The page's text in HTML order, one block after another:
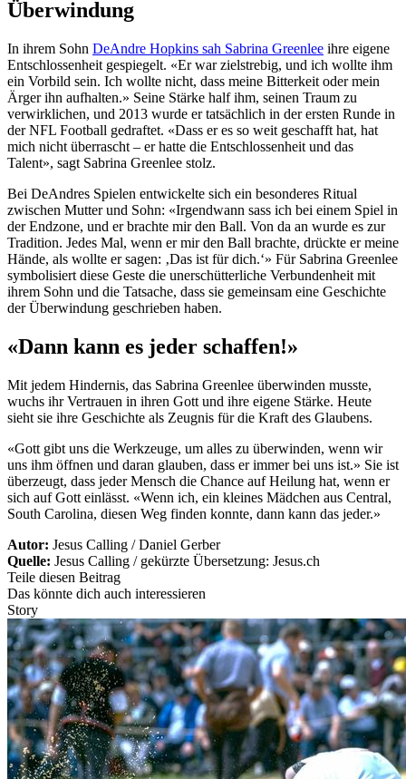
Überwindung
In ihrem Sohn DeAndre Hopkins sah Sabrina Greenlee ihre eigene
Entschlossenheit gespiegelt. «Er war zielstrebig, und ich wollte ihm
ein Vorbild sein. Ich wollte nicht, dass meine Bitterkeit oder mein
Ärger ihn aufhalten.» Seine Stärke half ihm, seinen Traum zu
verwirklichen, und 2013 wurde er tatsächlich in der ersten Runde in
der NFL Football gedraftet. «Dass er es so weit geschafft hat, hat
mich nicht überrascht – er hatte die Entschlossenheit und das
Talent», sagt Sabrina Greenlee stolz.
Bei DeAndres Spielen entwickelte sich ein besonderes Ritual
zwischen Mutter und Sohn: «Irgendwann sass ich bei einem Spiel in
der Endzone, und er brachte mir den Ball. Von da an wurde es zur
Tradition. Jedes Mal, wenn er mir den Ball brachte, drückte er meine
Hände, als wollte er sagen: ‚Das ist für dich.‘» Für Sabrina Greenlee
symbolisiert diese Geste die unerschütterliche Verbundenheit mit
ihrem Sohn und die Tatsache, dass sie gemeinsam eine Geschichte
der Überwindung geschrieben haben.
«Dann kann es jeder schaffen!»
Mit jedem Hindernis, das Sabrina Greenlee überwinden musste,
wuchs ihr Vertrauen in ihren Gott und ihre eigene Stärke. Heute
sieht sie ihre Geschichte als Zeugnis für die Kraft des Glaubens.
«Gott gibt uns die Werkzeuge, um alles zu überwinden, wenn wir
uns ihm öffnen und daran glauben, dass er immer bei uns ist.» Sie ist
überzeugt, dass jeder Mensch die Chance auf Heilung hat, wenn er
sich auf Gott einlässt. «Wenn ich, ein kleines Mädchen aus Central,
South Carolina, diesen Weg finden konnte, dann kann das jeder.»
Autor: Jesus Calling / Daniel Gerber
Quelle: Jesus Calling / gekürzte Übersetzung: Jesus.ch
Teile diesen Beitrag
Das könnte dich auch interessieren
Story